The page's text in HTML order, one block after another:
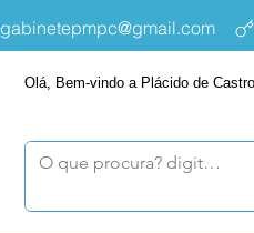
gabinetepmpc@gmail.com
Olá, Bem-vindo a Plácido de